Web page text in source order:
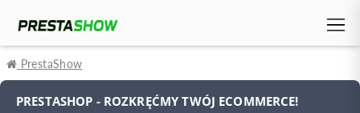
PrestaShow
PRESTASHOP - ROZKRĘĆMY TWÓJ ECOMMERCE!